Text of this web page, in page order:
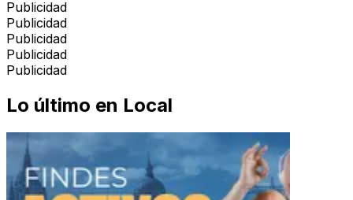
Publicidad
Publicidad
Publicidad
Publicidad
Publicidad
Lo último en Local